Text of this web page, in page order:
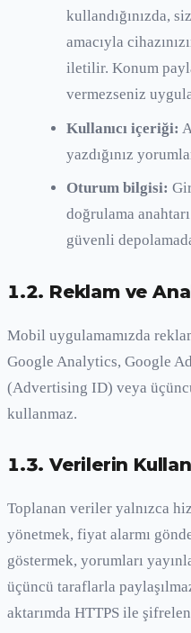
kullandığınızda,
amacıyla
iletilir. Konum
vermezseniz
Kullanıcı içeriği:
yazdığınız
Oturum bilgisi:
doğrulama
güvenli
1.2. Reklam ve
Mobil uygulamamızda
Google Analytics, Google
(Advertising ID) veya
kullanmaz.
1.3. Verilerin
Toplanan veriler yalnızca
yönetmek, fiyat alarmı
göstermek, yorumları
üçüncü taraflarla
aktarımda HTTPS ile